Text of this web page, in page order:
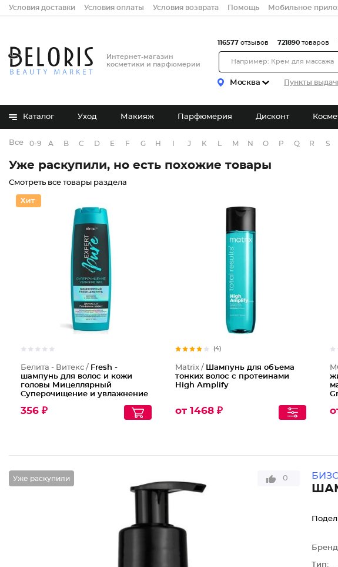
Условия доставки Условия оплаты Условия возврата Помощь Мобильное
Интернет-магазин
косметики и парфюмерии
Москва Пункты
116577 отзывов 721890 товаров
Каталог Уход Макияж Парфюмерия Дисконт
Все бренды
0-9 A B C D E F G H J K M N O P Q R S
Уже раскупили, но есть похожие товары
Смотреть все товары раздела
Белита - Витекс / Fresh -
шампунь для волос и кожи
головы Мицеллярный
Суперочищение и увлажнение
356 ₽
(4)
Matrix / Шампунь для объема
тонких волос с протеинами
High Amplify
от 1468 ₽
Уже раскупили 0
Тип: